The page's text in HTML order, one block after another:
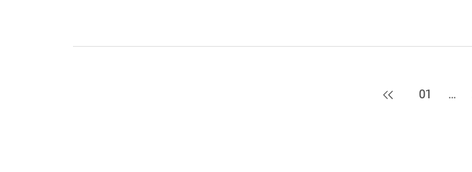
上一页
01 …